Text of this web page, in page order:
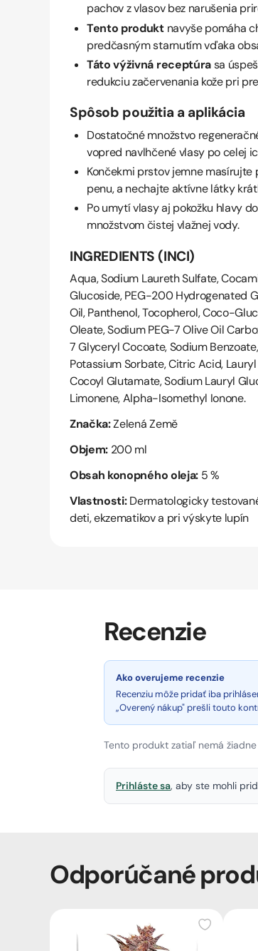
pachov z vlasov bez narušenia
Tento produktnavyše pomáha
predčasným starnutím vďaka
Táto výživná receptúrasa
redukciu začervenania kože pri
Spôsob použitia a aplikácia
Dostatočné množstvo
vopred navlhčené vlasy po celej
Končekmi prstov jemne masírujte
penu, a nechajte aktívne látky
Po umytí vlasy aj pokožku hlavy
množstvom čistej vlažnej vody.
INGREDIENTS (INCI)
Aqua, Sodium Laureth Sulfate,
Glucoside, PEG-200 Hydrogenated
Oil, Panthenol, Tocopherol, Coco-
Oleate, Sodium PEG-7 Olive Oil
7 Glyceryl Cocoate, Sodium
Potassium Sorbate, Citric Acid,
Cocoyl Glutamate, Sodium Lauryl
Limonene, Alpha-Isomethyl Ionone.
Značka:Zelená Země
Objem: 200 ml
Obsah konopného oleja:5 %
Vlastnosti:Dermatologicky
deti, ekzematikov a pri výskyte lupín
Recenzie
Ako overujeme recenzie
Recenziu môže pridať iba
„Overený nákup" prešli touto
Tento produkt zatiaľ nemá
Prihláste sa, aby ste mohli
Odporúčané